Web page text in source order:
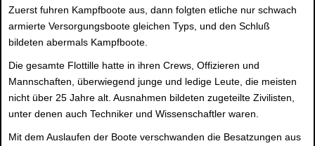
Zuerst fuhren Kampfboote aus, dann folgten etliche nur schwach
armierte Versorgungsboote gleichen Typs, und den Schluß
bildeten abermals Kampfboote.
Die gesamte Flottille hatte in ihren Crews, Offizieren und
Mannschaften, überwiegend junge und ledige Leute, die meisten
nicht über 25 Jahre alt. Ausnahmen bildeten zugeteilte Zivilisten,
unter denen auch Techniker und Wissenschaftler waren.
Mit dem Auslaufen der Boote verschwanden die Besatzungen aus